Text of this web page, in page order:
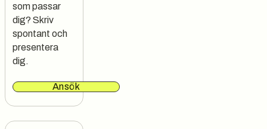
som passar
dig? Skriv
spontant och
presentera
dig.
Ansök